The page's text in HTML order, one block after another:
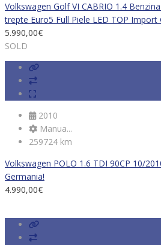
Volkswagen Golf VI CABRIO 1.4
trepte Euro5 Full Piele LED TOP Import
5.990,00€
SOLD
2010
Manua...
259724 km
Volkswagen POLO 1.6 TDI 90CP 10/
Germania!
4.990,00€